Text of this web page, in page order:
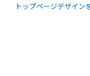
トップページデザイン